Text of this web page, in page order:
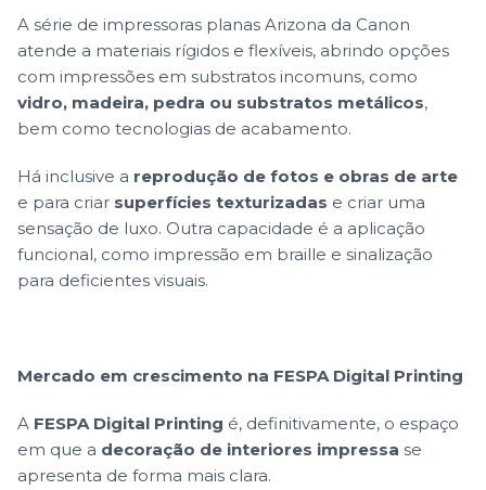
A série de impressoras planas Arizona da Canon
atende a materiais rígidos e flexíveis, abrindo opções
com impressões em substratos incomuns, como
vidro, madeira, pedra ou substratos metálicos,
bem como tecnologias de acabamento.
Há inclusive a reprodução de fotos e obras de arte
e para criar superfícies texturizadas e criar uma
sensação de luxo. Outra capacidade é a aplicação
funcional, como impressão em braille e sinalização
para deficientes visuais.
Mercado em crescimento na FESPA Digital Printing
A FESPA Digital Printing é, definitivamente, o espaço
em que a decoração de interiores impressa se
apresenta de forma mais clara.